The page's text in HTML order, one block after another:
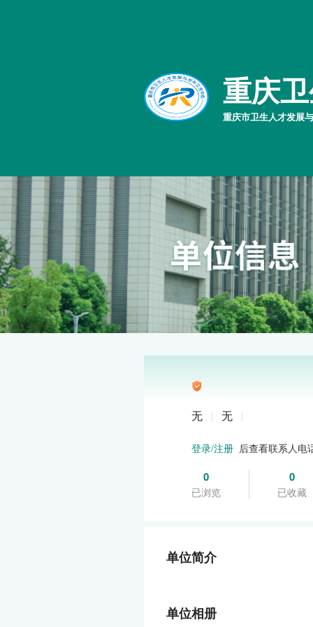
重庆
重庆市卫生人才发展
无 | 无 |
登录/注册 后查看联系人电
0
已浏览
0
已收藏
单位简介
单位相册